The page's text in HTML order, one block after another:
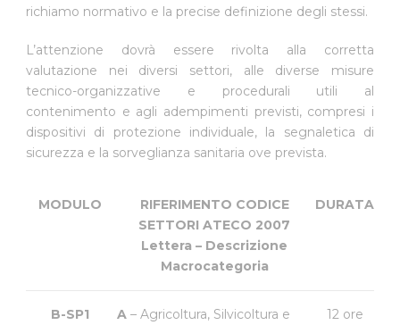
richiamo normativo e la precise definizione degli stessi.
L’attenzione dovrà essere rivolta alla corretta
valutazione nei diversi settori, alle diverse misure
tecnico-organizzative e procedurali utili al
contenimento e agli adempimenti previsti, compresi i
dispositivi di protezione individuale, la segnaletica di
sicurezza e la sorveglianza sanitaria ove prevista.
MODULO
RIFERIMENTO CODICE
SETTORI ATECO 2007
Lettera – Descrizione
Macrocategoria
DURATA
B-SP1
A – Agricoltura, Silvicoltura e
12 ore